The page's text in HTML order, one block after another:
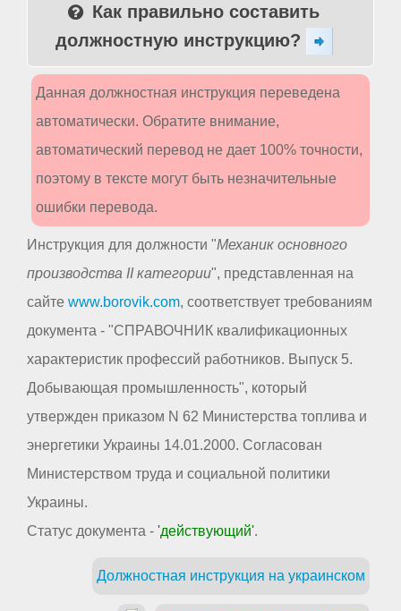
Как правильно составить
должностную инструкцию?
Данная должностная инструкция переведена
автоматически. Обратите внимание,
автоматический перевод не дает 100% точности,
поэтому в тексте могут быть незначительные
ошибки перевода.
Инструкция для должности "Механик основного
производства II категории", представленная на
сайте www.borovik.com, соответствует требованиям
документа - "СПРАВОЧНИК квалификационных
характеристик профессий работников. Выпуск 5.
Добывающая промышленность", который
утвержден приказом N 62 Министерства топлива и
энергетики Украины 14.01.2000. Согласован
Министерством труда и социальной политики
Украины.
Статус документа - 'действующий'.
Должностная инструкция на украинском